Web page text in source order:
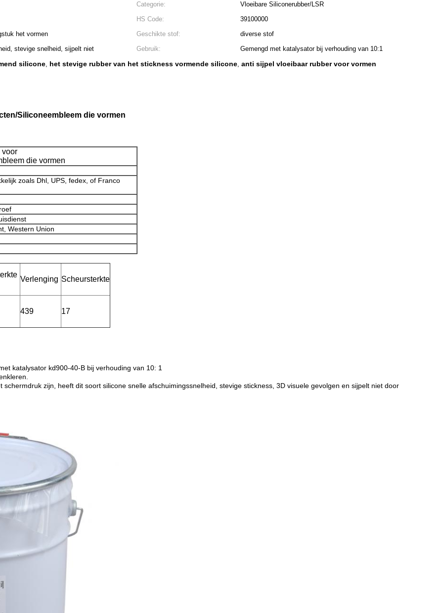
Categorie:
Vloeibare Siliconerubber/LSR
HS Code:
39100000
het vormen
Geschikte stof:
diverse stof
stevige snelheid, sijpelt niet
Gebruik: Gemengd met katalysator bij verhouding van 10:1
silicone, het stevige rubber van het stickness vormende silicone, anti sijpel vloeibaar rubber voor vormen
Siliconeembleem die vormen
voor
die vormen
zoals Dhl, UPS, fedex, of Franco
Western Union
Verlenging Scheursterkte
439 17
katalysator kd900-40-B bij verhouding van 10: 1
zijn, heeft dit soort silicone snelle afschuimingssnelheid, stevige stickness, 3D visuele gevolgen en sijpelt niet door